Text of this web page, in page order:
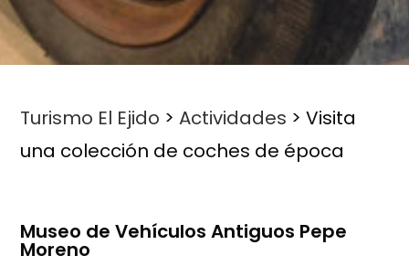
Turismo El Ejido >Actividades >Visita
una colección de coches de época
Museo de Vehículos Antiguos Pepe
Moreno